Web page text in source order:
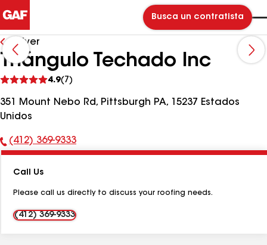
Busca un contratista
Volver
Triángulo Techado Inc
4.9(7)
comentarios
351 Mount Nebo Rd, Pittsburgh PA, 15237 Estados
Unidos
Número
teléfono:
(412) 369-9333
Call Us
Please call us directly to discuss your roofing needs.
(412) 369-9333